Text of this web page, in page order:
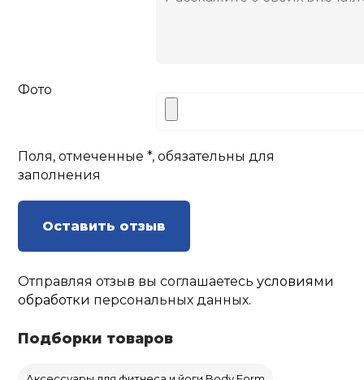
Фото
Поля, отмеченные *, обязательны для
заполнения
Оставить отзыв
Отправляя отзыв вы соглашаетесьусловиями
обработки персональных данных.
Подборки товаров